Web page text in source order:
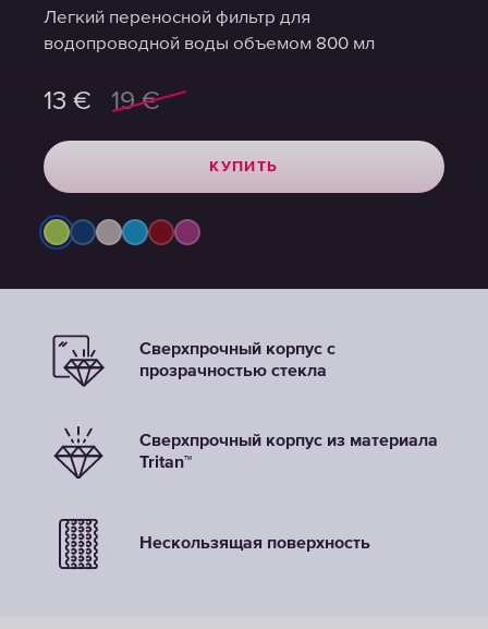
Легкий переносной фильтр для
водопроводной воды объемом 800 мл
13 € 19 €
КУПИТЬ
Легкий переносной фильтр для
водопроводной воды объемом 800 мл
13 € 19 €
КУПИТЬ
Сверхпрочный корпус с
прозрачностью стекла
Сверхпрочный корпус из материала
Tritan™
Нескользящая поверхность